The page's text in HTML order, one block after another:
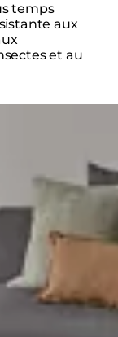
temps
aux
et au